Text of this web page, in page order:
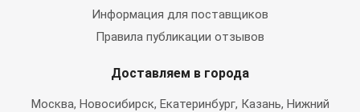
Информация для поставщиков
Правила публикации отзывов
Доставляем в города
Москва, Новосибирск, Екатеринбург, Казань, Нижний